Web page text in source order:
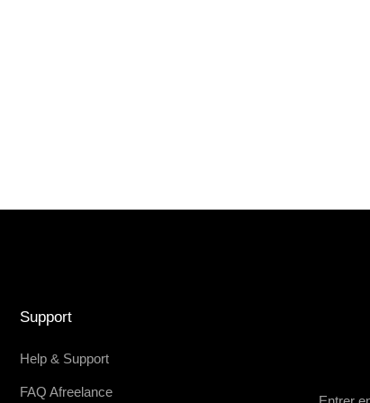
Support
Help & Support
FAQ Afreelance